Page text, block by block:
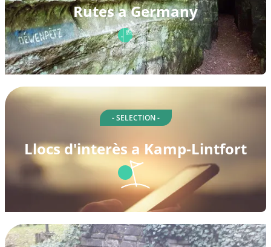
Rutes a Germany
- SELECTION -
Llocs d'interès a Kamp-Lintfort